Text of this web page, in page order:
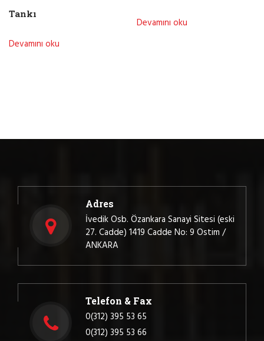
Tankı
Devamını oku
Devamını oku
Adres
İvedik Osb. Özankara Sanayi Sitesi (eski
27. Cadde) 1419 Cadde No: 9 Ostim /
ANKARA
Telefon & Fax
0(312) 395 53 65
0(312) 395 53 66